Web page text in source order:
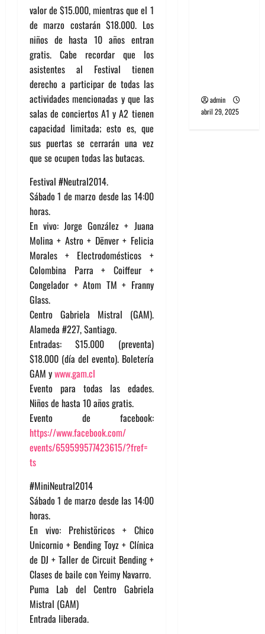
valor de $15.000, mientras que el 1
de marzo costarán $18.000. Los
niños de hasta 10 años entran
gratis. Cabe recordar que los
asistentes al Festival tienen
derecho a participar de todas las
actividades mencionadas y que las
salas de conciertos A1 y A2 tienen
capacidad limitada; esto es, que
sus puertas se cerrarán una vez
que se ocupen todas las butacas.
Festival #Neutral2014.
Sábado 1 de marzo desde las 14:00
horas.
En vivo: Jorge González + Juana
Molina + Astro + Dënver + Felicia
Morales + Electrodomésticos +
Colombina Parra + Coiffeur +
Congelador + Atom TM + Franny
Glass.
Centro Gabriela Mistral (GAM).
Alameda #227, Santiago.
Entradas: $15.000 (preventa)
$18.000 (día del evento). Boletería
GAM ywww.gam.cl
Evento para todas las edades.
Niños de hasta 10 años gratis.
Evento de facebook:
https://www.facebook.com/
events/659599577423615/?fref=
ts
#MiniNeutral2014
Sábado 1 de marzo desde las 14:00
horas.
En vivo: Prehistöricos + Chico
Unicornio + Bending Toyz + Clínica
de DJ + Taller de Circuit Bending +
Clases de baile con Yeimy Navarro.
Puma Lab del Centro Gabriela
Mistral (GAM)
Entrada liberada.
admin
abril 29, 2025